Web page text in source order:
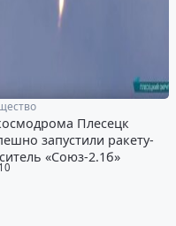
Плесецк
запустили ракету-
«Союз-2.1б»